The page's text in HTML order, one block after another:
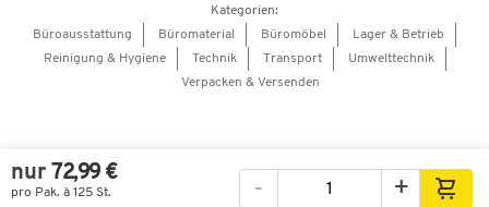
nur 72,99 €
pro Pak. à 125 St. - +
Barrierefreiheitserklärung
Onlinebewerbung Lieferant
Kategorien:
Büroausstattung
Büromaterial Büromöbel
Lager & Betrieb
Reinigung & Hygiene
Technik Transport
Umwelttechnik
Verpacken & Versenden